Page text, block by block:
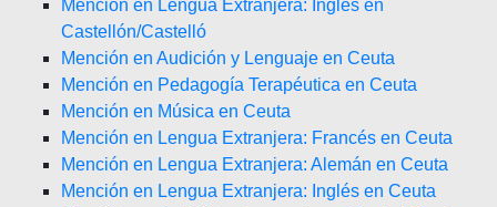
Mención en Lengua Extranjera: Inglés en
Castellón/Castelló
Mención en Audición y Lenguaje en Ceuta
Mención en Pedagogía Terapéutica en Ceuta
Mención en Música en Ceuta
Mención en Lengua Extranjera: Francés en Ceuta
Mención en Lengua Extranjera: Alemán en Ceuta
Mención en Lengua Extranjera: Inglés en Ceuta